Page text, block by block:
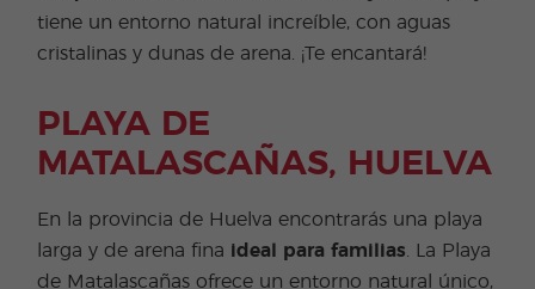
tiene un entorno natural increíble, con aguas
cristalinas y dunas de arena. ¡Te encantará!
PLAYA DE
MATALASCAÑAS, HUELVA
En la provincia de Huelva encontrarás una playa
larga y de arena fina
ideal para familias . La Playa
de Matalascañas ofrece un entorno natural único,